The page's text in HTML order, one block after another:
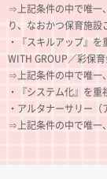
⇒上記条件の中で唯一
り、なおかつ保育施設
・『スキルアップ』
WITH GROUP／彩保育
⇒上記条件の中で唯一
・『システム化』を
・アルタナーサリー（
⇒上記条件の中で唯一